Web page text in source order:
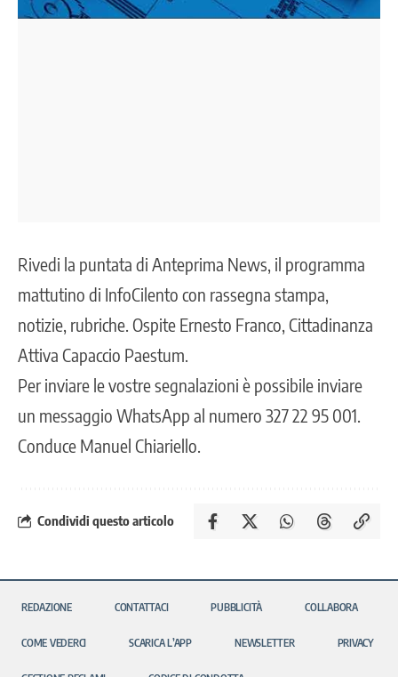
Rivedi la puntata di Anteprima News, il programma
mattutino di InfoCilento con rassegna stampa,
notizie, rubriche. Ospite Ernesto Franco, Cittadinanza
Attiva Capaccio Paestum.
Per inviare le vostre segnalazioni è possibile inviare
un messaggio WhatsApp al numero 327 22 95 001.
Conduce Manuel Chiariello.
Condividi questo articolo
REDAZIONE CONTATTACI PUBBLICITÀ COLLABORA
COME VEDERCI SCARICA L’APP NEWSLETTER PRIVACY